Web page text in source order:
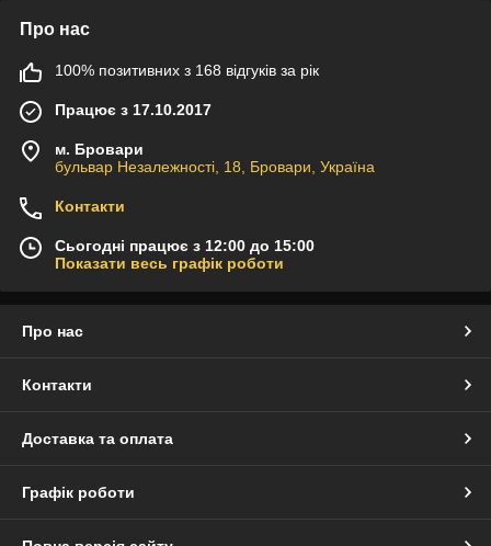
Про нас
100% позитивних з 168 відгуків за рік
Працює з 17.10.2017
м. Бровари
бульвар Незалежності, 18, Бровари, Україна
Контакти
Сьогодні працює з 12:00 до 15:00
Показати весь графік роботи
Про нас
Контакти
Доставка та оплата
Графік роботи